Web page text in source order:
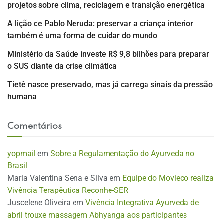
projetos sobre clima, reciclagem e transição energética
A lição de Pablo Neruda: preservar a criança interior
também é uma forma de cuidar do mundo
Ministério da Saúde investe R$ 9,8 bilhões para preparar
o SUS diante da crise climática
Tietê nasce preservado, mas já carrega sinais da pressão
humana
Comentários
yopmail em Sobre a Regulamentação do Ayurveda no
Brasil
Maria Valentina Sena e Silva em Equipe do Movieco realiza
Vivência Terapêutica Reconhe-SER
Juscelene Oliveira em Vivência Integrativa Ayurveda de
abril trouxe massagem Abhyanga aos participantes